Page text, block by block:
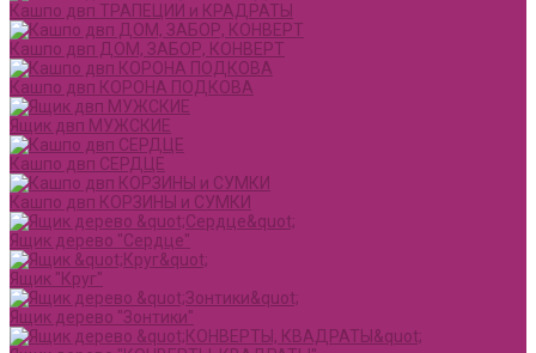
Кашпо двп ТРАПЕЦИИ и КРАДРАТЫ
Кашпо двп ДОМ, ЗАБОР, КОНВЕРТ
Кашпо двп КОРОНА ПОДКОВА
Ящик двп МУЖСКИЕ
Кашпо двп СЕРДЦЕ
Кашпо двп КОРЗИНЫ и СУМКИ
Ящик дерево "Сердце"
Ящик "Круг"
Ящик дерево "Зонтики"